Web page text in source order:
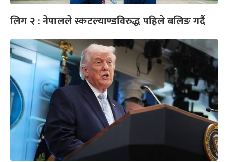
लिग २ : नेपालले स्कटल्याण्डविरुद्ध पहिले बलिङ गर्दै